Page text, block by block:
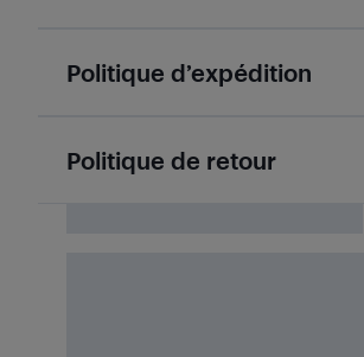
Politique d’expédition
Politique de retour